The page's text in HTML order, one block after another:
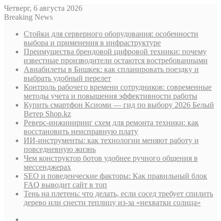
Четверг, 6 августа 2026
Breaking News
Стойки для серверного оборудования: особенности
выбора и применения в инфраструктуре
Преимущества брендовой цифровой техники: почему
известные производители остаются востребованными
Авиабилеты в Бишкек: как спланировать поездку и
выбрать удобный перелет
Контроль рабочего времени сотрудников: современные
методы учета и повышения эффективности работы
Купить смартфон Ксиоми — гид по выбору 2026 Белый
Ветер Shop.kz
Реверс-инжиниринг схем для ремонта техники: как
восстановить неисправную плату
ИИ-инструменты: как технологии меняют работу и
повседневную жизнь
Чем конструктор ботов удобнее ручного общения в
мессенджерах
SEO и поведенческие факторы: Как правильный блок
FAQ выводит сайт в топ
Тень на плетень: что делать, если сосед требует спилить
дерево или снести теплицу из-за «нехватки солнца»